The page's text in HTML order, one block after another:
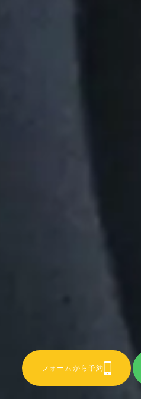
フォームから予約